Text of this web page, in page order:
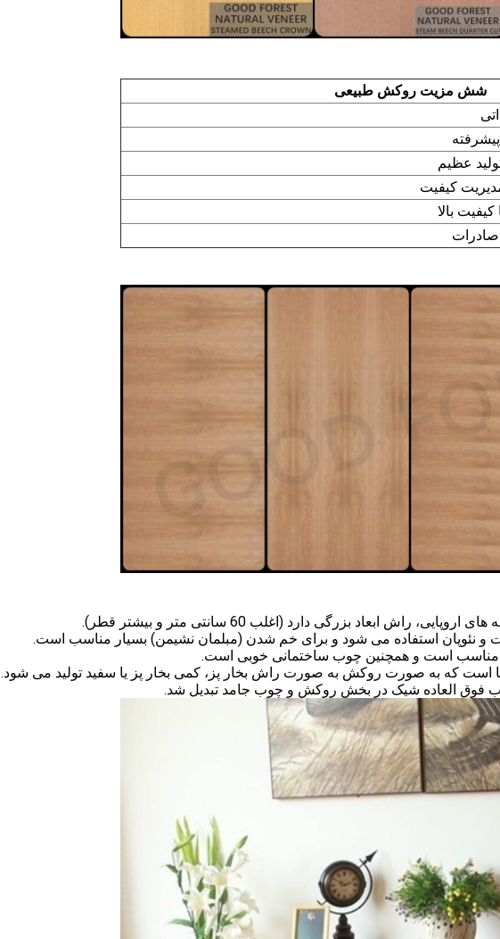
شش مزیت روکش طبیعی
عظیم
کیفیت
بالا
راش ابعاد بزرگی دارد (اغلب 60 سانتی متر و بیشتر قطر).
و نئوپان استفاده می شود و برای خم شدن (مبلمان نشیمن) بسیار مناسب است.
مناسب است و همچنین چوب ساختمانی خوبی است.
است که به صورت روکش به صورت راش بخار پز، کمی بخار پز یا سفید تولید می شود.